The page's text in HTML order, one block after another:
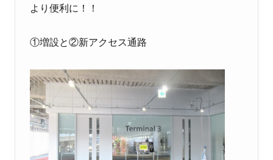
より便利に！！
①増設と②新アクセス通路